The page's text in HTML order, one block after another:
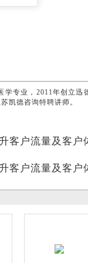
专业，2011年创立
凯德咨询特聘讲师。
客户流量及客
户流量及客户